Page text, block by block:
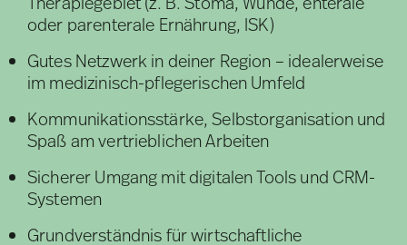
oder parenterale Ernährung, ISK)
Gutes Netzwerk in deiner Region – idealerweise
im medizinisch-pflegerischen Umfeld
Kommunikationsstärke, Selbstorganisation und
Spaß am vertrieblichen Arbeiten
Sicherer Umgang mit digitalen Tools und CRM-
Systemen
Grundverständnis für wirtschaftliche